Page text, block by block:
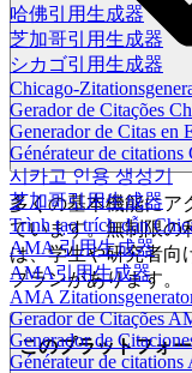
哈佛引用生成器
芝加哥引用生成器
シカゴ引用生成器
Chicago-
Gerador de Citações
Generador de Citas en
Générateur de citations
시카고 인용 생성기
芝加哥引用生成器
Trình tạo trích dẫn
AMA 引用生成器
AMA引用生成器
AMA
Gerador de Citações
Generador de
Générateur de
多くの基本機能にア
ています。無制限の
は、学生や研究者向
プランがあります。
このプラットフォ